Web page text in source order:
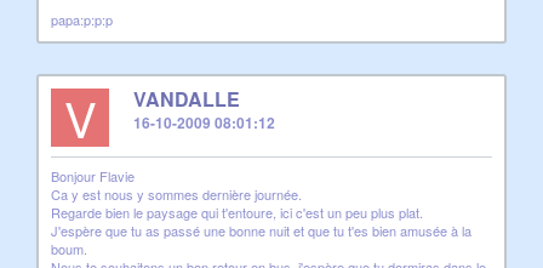
papa:p:p:p
V VANDALLE
16-10-2009 08:01:12
Bonjour Flavie
Ca y est nous y sommes dernière journée.
Regarde bien le paysage qui t'entoure, ici c'est un peu plus plat.
J'espère que tu as passé une bonne nuit et que tu t'es bien amusée à la
boum.